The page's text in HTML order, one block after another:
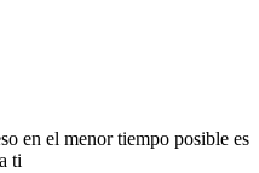
en el menor tiempo posible es
ti